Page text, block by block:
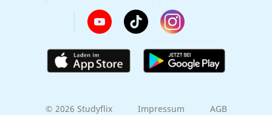
© 2026 Studyflix Impressum AGB